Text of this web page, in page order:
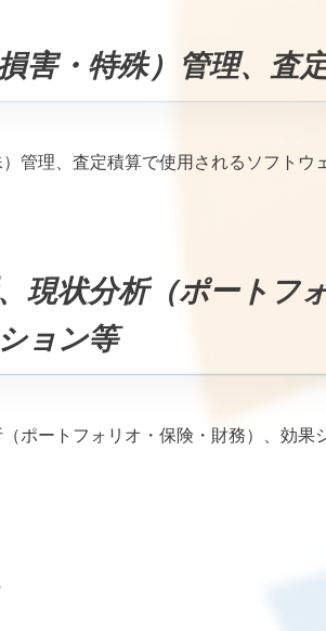
害・特殊）管理、査
管理、査定積算で使用されるソフトウ
現状分析（ポートフ
ョン等
ポートフォリオ・保険・財務）、効